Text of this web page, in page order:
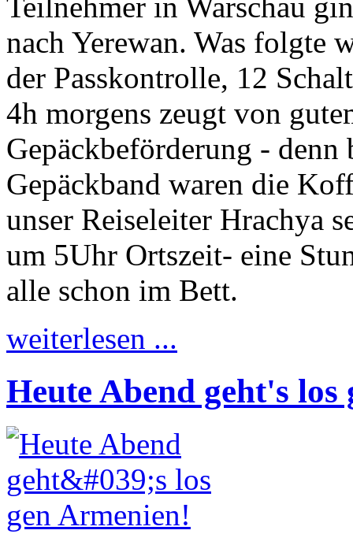
Teilnehmer in Warschau
nach Yerewan. Was folgte
der Passkontrolle, 12
4h morgens zeugt von
Gepäckbeförderung -
Gepäckband waren die
unser Reiseleiter Hrachya
um 5Uhr Ortszeit- eine
alle schon im Bett.
weiterlesen ...
Heute Abend geht's